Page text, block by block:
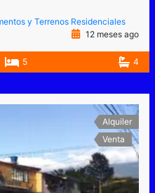
y Terrenos Residenciales
12 meses ago
5 4
Alquiler
Venta